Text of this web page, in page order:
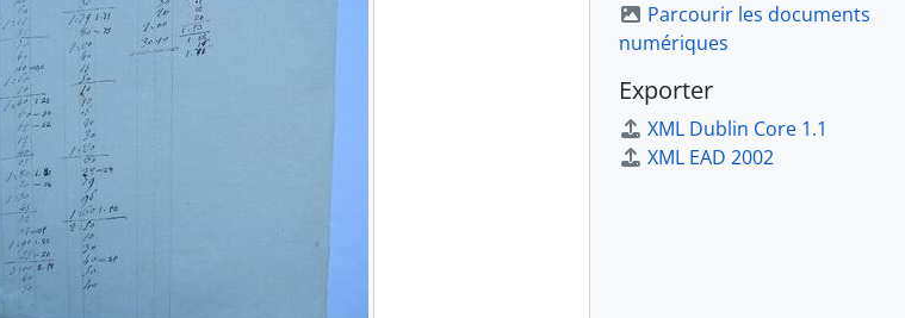
Parcourir les documents
numériques
Exporter
XML Dublin Core 1.1
XML EAD 2002